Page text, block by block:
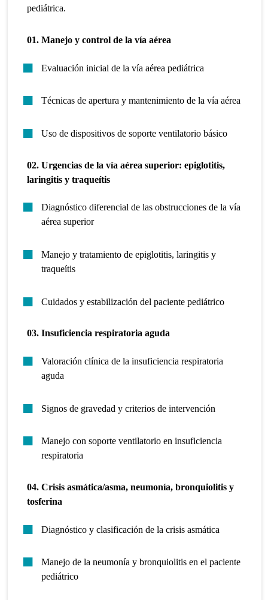
pediátrica.
01. Manejo y control de la vía aérea
Evaluación inicial de la vía aérea pediátrica
Técnicas de apertura y mantenimiento de la vía aérea
Uso de dispositivos de soporte ventilatorio básico
02. Urgencias de la vía aérea superior: epiglotitis,
laringitis y traqueítis
Diagnóstico diferencial de las obstrucciones de la vía
aérea superior
Manejo y tratamiento de epiglotitis, laringitis y
traqueítis
Cuidados y estabilización del paciente pediátrico
03. Insuficiencia respiratoria aguda
Valoración clínica de la insuficiencia respiratoria
aguda
Signos de gravedad y criterios de intervención
Manejo con soporte ventilatorio en insuficiencia
respiratoria
04. Crisis asmática/asma, neumonía, bronquiolitis y
tosferina
Diagnóstico y clasificación de la crisis asmática
Manejo de la neumonía y bronquiolitis en el paciente
pediátrico